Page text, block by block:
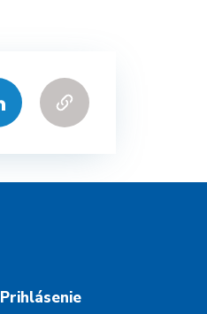
Prihlásenie